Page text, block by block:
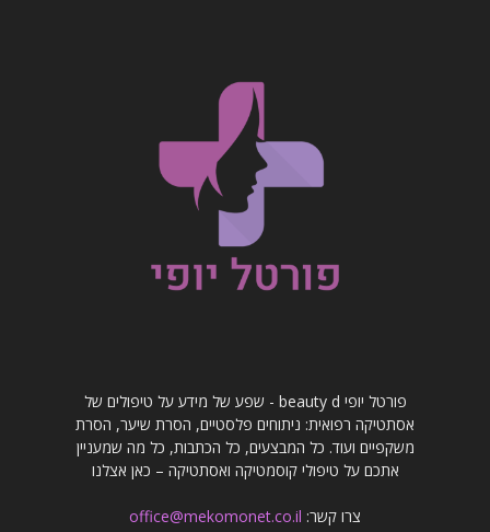
פורטל יופי beauty d - שפע של מידע על טיפולים של
אסתטיקה רפואית: ניתוחים פלסטיים, הסרת שיער, הסרת
משקפיים ועוד. כל המבצעים, כל הכתבות, כל מה שמעניין
אתכם על טיפולי קוסמטיקה ואסתטיקה – כאן אצלנו
צרו קשר: office@mekomonet.co.il